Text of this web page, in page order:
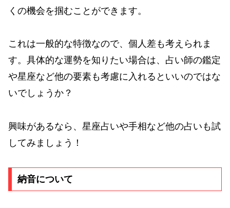
くの機会を掴むことができます。
これは一般的な特徴なので、個人差も考えられま
す。具体的な運勢を知りたい場合は、占い師の鑑定
や星座など他の要素も考慮に入れるといいのではな
いでしょうか？
興味があるなら、星座占いや手相など他の占いも試
してみましょう！
納音について